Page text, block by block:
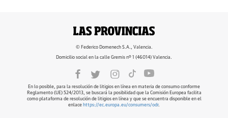
© Federico Domenech S.A., Valencia.
Domicilio social en la calle Gremis nº 1 (46014) Valencia.
En lo posible, para la resolución de litigios en línea en materia de consumo conforme
Reglamento (UE) 524/2013, se buscará la posibilidad que la Comisión Europea facilita
como plataforma de resolución de litigios en línea y que se encuentra disponible en el
enlace https://ec.europa.eu/consumers/odr.